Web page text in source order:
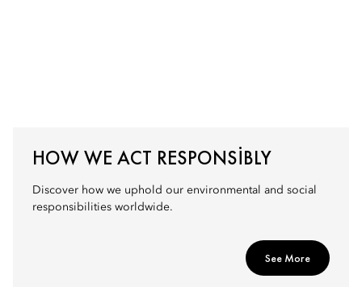
HOW WE ACT RESPONSIBLY
Discover how we uphold our environmental and social
responsibilities worldwide.
See More